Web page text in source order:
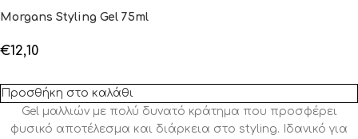
Morgans Styling Gel 75ml
€12,10
Προσθήκη στο καλάθι
Gel μαλλιών με πολύ δυνατό κράτημα που προσφέρει
φυσικό αποτέλεσμα και διάρκεια στο styling. Ιδανικό για